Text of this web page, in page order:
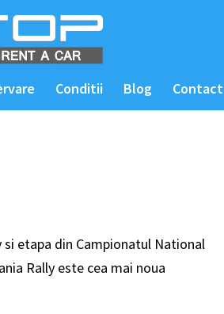
Conditii Blog Contact
si etapa din Campionatul National
Rally este cea mai noua